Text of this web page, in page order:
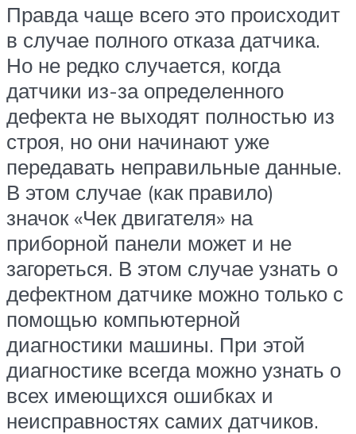
Правда чаще всего это происходит
в случае полного отказа датчика.
Но не редко случается, когда
датчики из-за определенного
дефекта не выходят полностью из
строя, но они начинают уже
передавать неправильные данные.
В этом случае (как правило)
значок «Чек двигателя» на
приборной панели может и не
загореться. В этом случае узнать о
дефектном датчике можно только с
помощью компьютерной
диагностики машины. При этой
диагностике всегда можно узнать о
всех имеющихся ошибках и
неисправностях самих датчиков.